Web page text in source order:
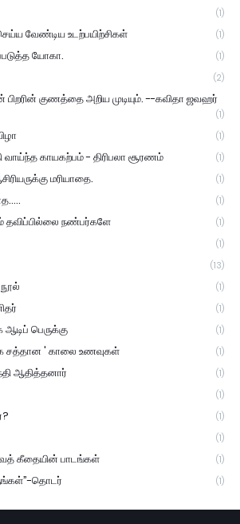
(1)
வேண்டிய உடற்பயிற்சிகள் (1)
யோகா. (1)
(2)
குணத்தை அறிய முடியும். --கவிதா ஜவஹர்
(1)
(1)
வாய்ந்த காயகற்பம் - திரிபலா சூரணம் (1)
மரியாதை. (1)
(1)
தவிப்பில்லை நண்பர்களே (1)
(1)
(13)
நூல் (1)
(1)
பெருக்கு (1)
' காலை உணவுகள் (1)
ஆதித்தனார் (1)
(1)
(1)
(1)
கீதையின் பாடங்கள் (1)
தொடர் (1)